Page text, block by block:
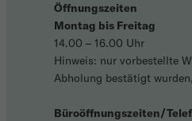
Öffnungszeiten
Montag bis Freitag
14.00 – 16.00 Uhr
Hinweis: nur vorbestellte
Abholung bestätigt
Büroöffnungszeiten/